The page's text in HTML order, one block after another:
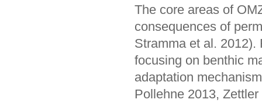
The core areas of
consequences of
Stramma et al.
focusing on benthic
adaptation
Pollehne 2013,